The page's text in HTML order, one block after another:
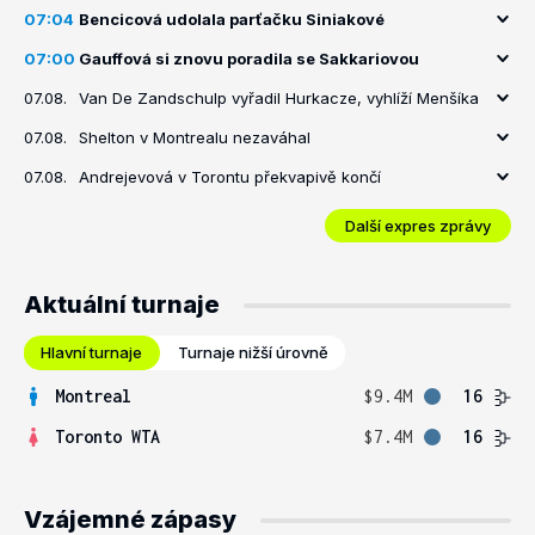
07:04 Bencicová udolala parťačku Siniakové
07:00 Gauffová si znovu poradila se Sakkariovou
07.08. Van De Zandschulp vyřadil Hurkacze, vyhlíží Menšíka
07.08. Shelton v Montrealu nezaváhal
07.08. Andrejevová v Torontu překvapivě končí
Další expres zprávy
Aktuální turnaje
Hlavní turnaje Turnaje nižší úrovně
Montreal $9.4M
16
Toronto WTA
$7.4M 16
Vzájemné zápasy